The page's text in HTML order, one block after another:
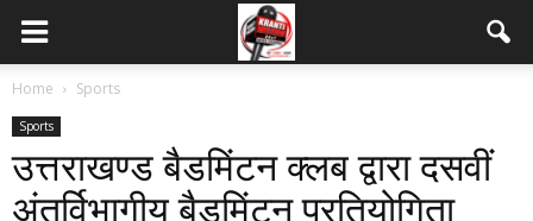
Home Sports
Sports
उत्तराखण्ड बैडमिंटन क्लब द्वारा दसवीं
अंतर्विभागीय बैडमिंटन प्रतियोगिता